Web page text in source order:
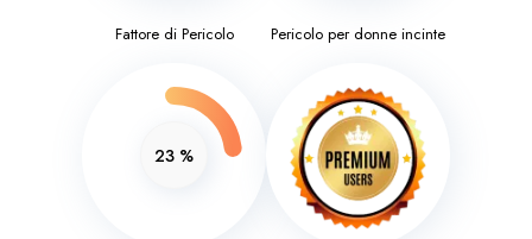
Fattore di Pericolo
23 %
Pericolo per donne incinte